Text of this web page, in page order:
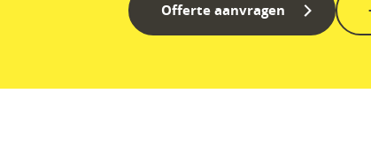
Offerte aanvragen